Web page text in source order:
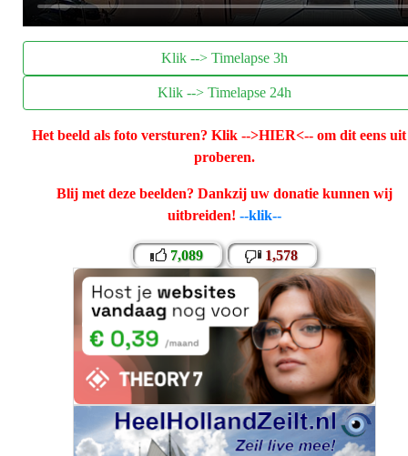
Klik --> Timelapse 3h
Klik --> Timelapse 24h
Het beeld als foto versturen? Klik -->HIER<--om dit eens uit
proberen.
Blij met deze beelden? Dankzij uw donatie kunnen wij
uitbreiden! --klik--
7,089 1,578